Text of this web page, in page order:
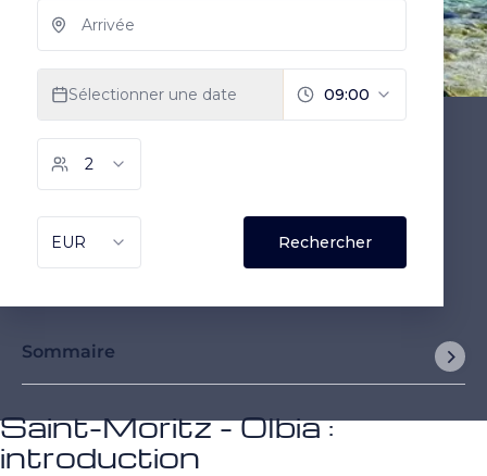
Sommaire
Saint-Moritz - Olbia :
introduction